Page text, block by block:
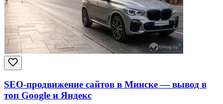
SEO-продвижение сайтов в Минске — вывод в
топ Google и Яндекс